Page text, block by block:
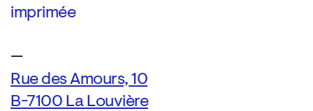
imprimée
—
Rue des Amours, 10
B-7100 La Louvière